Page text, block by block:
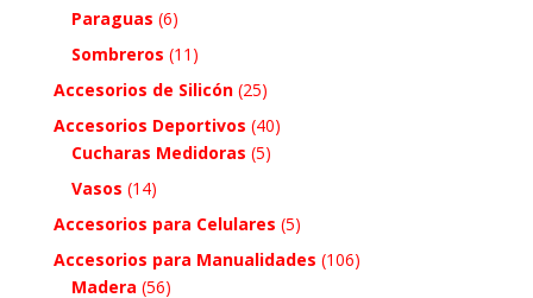
Paraguas (6)
Sombreros (11)
Accesorios de Silicón (25)
Accesorios Deportivos (40)
Cucharas Medidoras (5)
Vasos (14)
Accesorios para Celulares (5)
Accesorios para Manualidades (106)
Madera (56)